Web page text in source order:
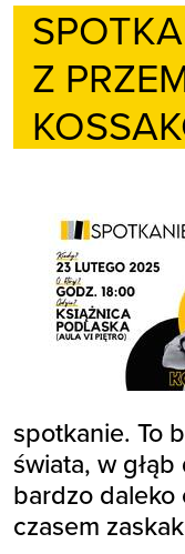
Z
spotkanie. To
świata, w
bardzo
czasem